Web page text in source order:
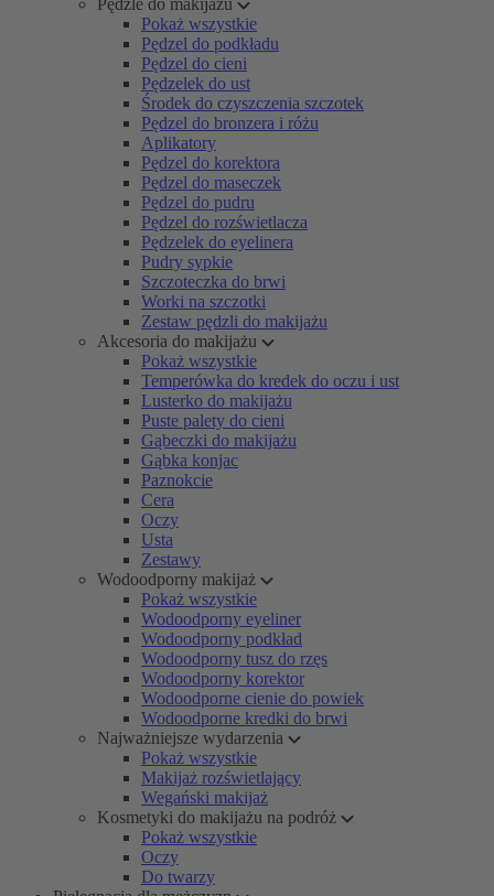
Pędzle do makijażu
Pokaż wszystkie
Pędzel do podkładu
Pędzel do cieni
Pędzelek do ust
Środek do czyszczenia szczotek
Pędzel do bronzera i różu
Aplikatory
Pędzel do korektora
Pędzel do maseczek
Pędzel do pudru
Pędzel do rozświetlacza
Pędzelek do eyelinera
Pudry sypkie
Szczoteczka do brwi
Worki na szczotki
Zestaw pędzli do makijażu
Akcesoria do makijażu
Pokaż wszystkie
Temperówka do kredek do oczu i ust
Lusterko do makijażu
Puste palety do cieni
Gąbeczki do makijażu
Gąbka konjac
Paznokcie
Cera
Oczy
Usta
Zestawy
Wodoodporny makijaż
Pokaż wszystkie
Wodoodporny eyeliner
Wodoodporny podkład
Wodoodporny tusz do rzęs
Wodoodporny korektor
Wodoodporne cienie do powiek
Wodoodporne kredki do brwi
Najważniejsze wydarzenia
Pokaż wszystkie
Makijaż rozświetlający
Wegański makijaż
Kosmetyki do makijażu na podróż
Pokaż wszystkie
Oczy
Do twarzy